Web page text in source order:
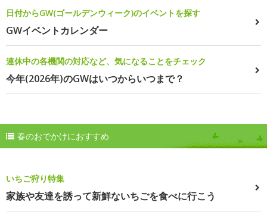
日付からGW(ゴールデンウィーク)のイベントを探す
GWイベントカレンダー
連休中の各機関の対応など、気になることをチェック
今年(2026年)のGWはいつからいつまで？
春のおでかけにおすすめ
いちご狩り特集
家族や友達を誘って新鮮ないちごを食べに行こう